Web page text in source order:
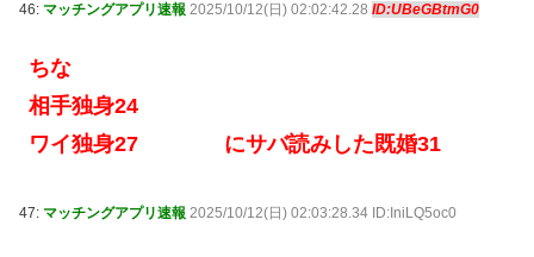
46: マッチングアプリ速報 2025/10/12(日) 02:02:42.28 ID:UBeGBtmG0
ちな
相手独身24
ワイ独身27 にサバ読みした既婚31
47: マッチングアプリ速報 2025/10/12(日) 02:03:28.34 ID:IniLQ5oc0